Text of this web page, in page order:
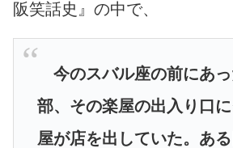
阪笑話史』の中で、
今のスバル座の前にあ
部、その楽屋の出入り口
屋が店を出していた。あ